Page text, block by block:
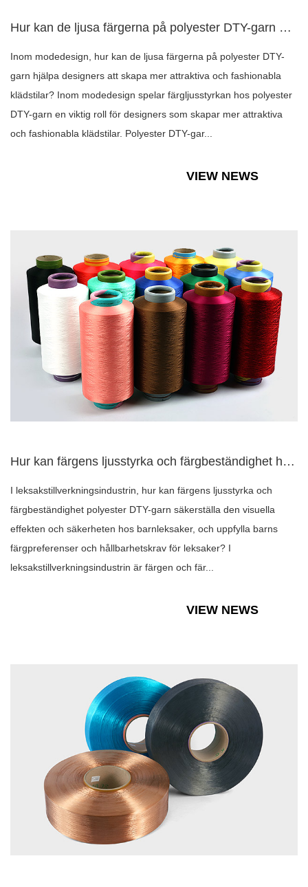
Hur kan de ljusa färgerna på polyester DTY-garn hjälpa desig...
Inom modedesign, hur kan de ljusa färgerna på polyester DTY-
garn hjälpa designers att skapa mer attraktiva och fashionabla
klädstilar? Inom modedesign spelar färgljusstyrkan hos polyester
DTY-garn en viktig roll för designers som skapar mer attraktiva
och fashionabla klädstilar. Polyester DTY-gar...
VIEW NEWS
Hur kan färgens ljusstyrka och färgbeständighet hos polyeste...
I leksakstillverkningsindustrin, hur kan färgens ljusstyrka och
färgbeständighet polyester DTY-garn säkerställa den visuella
effekten och säkerheten hos barnleksaker, och uppfylla barns
färgpreferenser och hållbarhetskrav för leksaker? I
leksakstillverkningsindustrin är färgen och fär...
VIEW NEWS